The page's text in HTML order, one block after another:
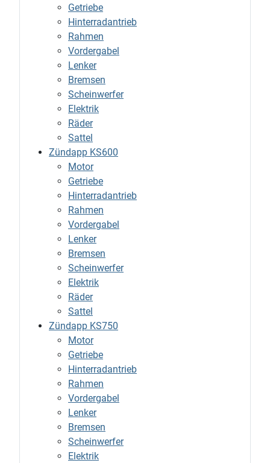
Getriebe
Hinterradantrieb
Rahmen
Vordergabel
Lenker
Bremsen
Scheinwerfer
Elektrik
Räder
Sattel
Zündapp KS600
Motor
Getriebe
Hinterradantrieb
Rahmen
Vordergabel
Lenker
Bremsen
Scheinwerfer
Elektrik
Räder
Sattel
Zündapp KS750
Motor
Getriebe
Hinterradantrieb
Rahmen
Vordergabel
Lenker
Bremsen
Scheinwerfer
Elektrik